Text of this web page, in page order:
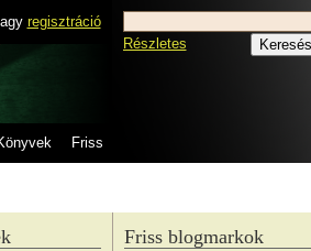
regisztráció
Friss
Részletes
Friss blogmarkok